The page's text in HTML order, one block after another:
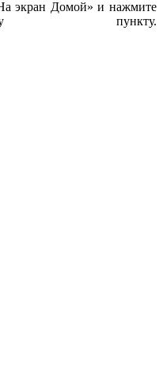
экран Домой» и нажмите
пункту.